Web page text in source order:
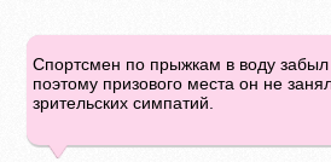
Спортсмен по прыжкам в воду забыл
поэтому призового места он не
зрительских симпатий.